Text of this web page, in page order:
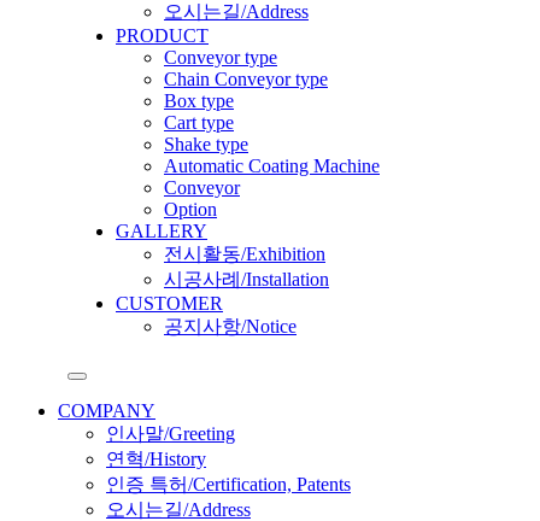
오시는길/Address
PRODUCT
Conveyor type
Chain Conveyor type
Box type
Cart type
Shake type
Automatic Coating Machine
Conveyor
Option
GALLERY
전시활동/Exhibition
시공사례/Installation
CUSTOMER
공지사항/Notice
COMPANY
인사말/Greeting
연혁/History
인증 특허/Certification, Patents
오시는길/Address